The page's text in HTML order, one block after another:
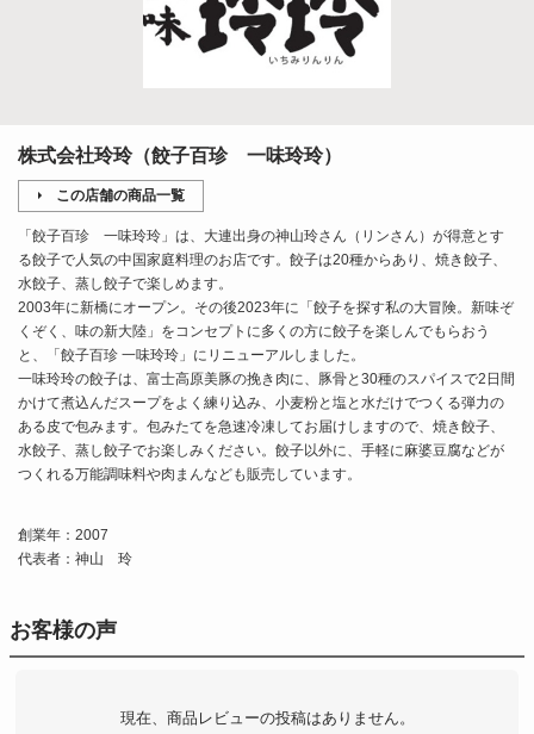
株式会社玲玲（餃子百珍 一味玲玲）
この店舗の商品一覧
「餃子百珍 一味玲玲」は、大連出身の神山玲さん（リンさん）が得意とす
る餃子で人気の中国家庭料理のお店です。餃子は20種からあり、焼き餃子、
水餃子、蒸し餃子で楽しめます。
2003年に新橋にオープン。その後2023年に「餃子を探す私の大冒険。新味ぞ
くぞく、味の新大陸」をコンセプトに多くの方に餃子を楽しんでもらおう
と、「餃子百珍 一味玲玲」にリニューアルしました。
一味玲玲の餃子は、富士高原美豚の挽き肉に、豚骨と30種のスパイスで2日間
かけて煮込んだスープをよく練り込み、小麦粉と塩と水だけでつくる弾力の
ある皮で包みます。包みたてを急速冷凍してお届けしますので、焼き餃子、
水餃子、蒸し餃子でお楽しみください。餃子以外に、手軽に麻婆豆腐などが
つくれる万能調味料や肉まんなども販売しています。
創業年：2007
代表者：神山 玲
お客様の声
現在、商品レビューの投稿はありません。